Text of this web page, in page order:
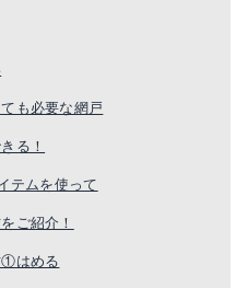
も必要な網戸
る！
テムを使って
ご紹介！
①はめる